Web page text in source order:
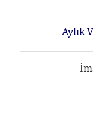
Aylık